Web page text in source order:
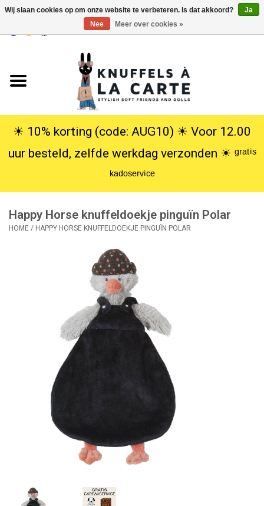
USD
Knuffels
Poppen
SALE
Cadeauservice
☀︎ 10% korting (code: AUG10) ☀︎ Voor 12.00
uur besteld, zelfde werkdag verzonden ☀︎ ᵍʳᵃᵗⁱˢ
ᵏᵃᵈᵒˢᵉʳᵛⁱᶜᵉ
Happy Horse knuffeldoekje pinguïn Polar
HOME / HAPPY HORSE KNUFFELDOEKJE PINGUÏN POLAR
Wij slaan cookies op om onze website te verbeteren. Is dat akkoord?
Ja
Nee
Meer over cookies »